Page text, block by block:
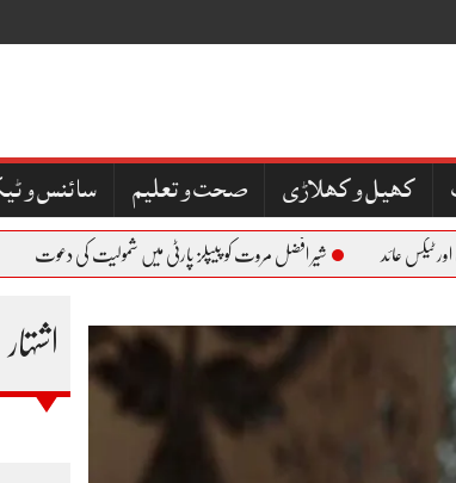
کھیل و کھلاڑی صحت و تعلیم سائنس و
عائد شیر افضل مروت کو پیپلز پارٹی میں شمولیت کی دعوت
اشتہار